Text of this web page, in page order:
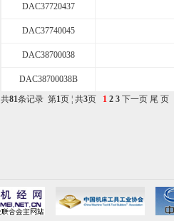
DAC37720437
DAC37740045
DAC38700038
DAC38700038B
共81条记录 第1页 ¦ 共3页 1 2 3 下一页 尾 页